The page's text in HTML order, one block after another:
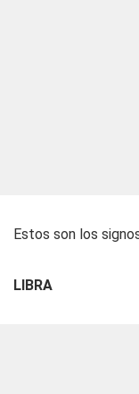
Estos son los
LIBRA